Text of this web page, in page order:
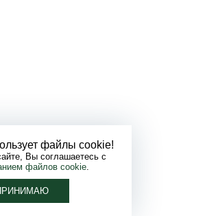
файлы cookie!
Вы соглашаетесь с
файлов cookie.